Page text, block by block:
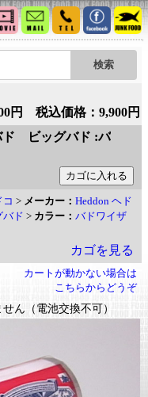
円 税込価格：9,900円
ド ビッグバド :バ
コ > メーカー： Heddon ヘド
ド > カラー： バドワイザ
カゴを見る
カートが動かない場合は
こちらからどうぞ
ん（電池交換不可）